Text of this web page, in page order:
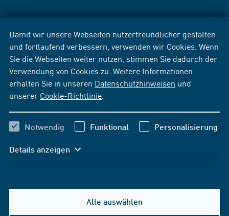
Damit wir unsere Webseiten nutzerfreundlicher gestalten
und fortlaufend verbessern, verwenden wir Cookies. Wenn
Sie die Webseiten weiter nutzen, stimmen Sie dadurch der
Verwendung von Cookies zu. Weitere Informationen
erhalten Sie in unseren Datenschutzhinweisen und
unserer Cookie-Richtlinie
Notwendig Funktional Personalisierung
Details anzeigen
Alle auswählen